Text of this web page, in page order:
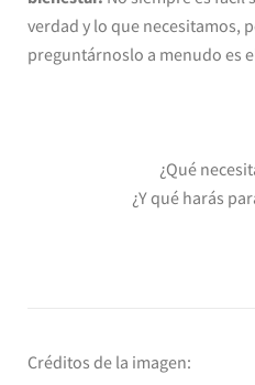
verdad y lo que necesitamos,
preguntárnoslo a menudo es
¿Qué
¿Y qué harás
Créditos de la imagen: